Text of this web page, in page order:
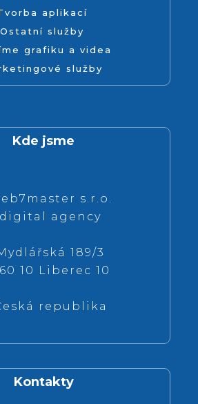
aplikací
Ostatní služby
grafiku a videa
služby
Kde jsme
s.r.o.
digital agency
189/3
10 Liberec 10
republika
Kontakty